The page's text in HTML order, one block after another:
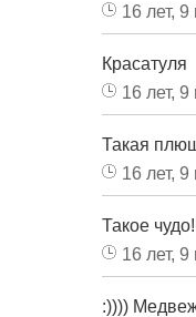
16 лет,
Красатуля
16 лет,
Такая
16 лет,
Такое
16 лет,
:))))